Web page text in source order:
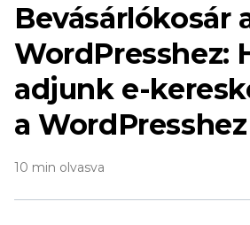
Bevásárlókosár
WordPresshez:
adjunk e-
a WordPresshez
10 min olvasva